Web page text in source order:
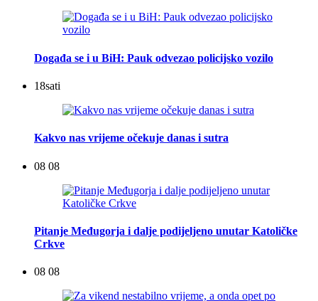
Događa se i u BiH: Pauk odvezao policijsko vozilo
18sati
Kakvo nas vrijeme očekuje danas i sutra
08 08
Pitanje Međugorja i dalje podijeljeno unutar Katoličke
Crkve
08 08